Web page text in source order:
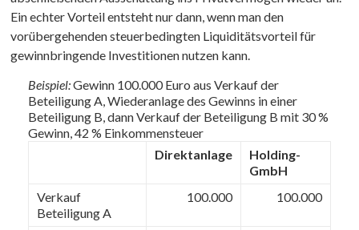
Ein echter Vorteil entsteht nur dann, wenn man den
vorübergehenden steuerbedingten Liquiditätsvorteil für
gewinnbringende Investitionen nutzen kann.
Beispiel:Gewinn 100.000 Euro aus Verkauf der
Beteiligung A, Wiederanlage des Gewinns in einer
Beteiligung B, dann Verkauf der Beteiligung B mit 30 %
Gewinn, 42 % Einkommensteuer
Direktanlage
Holding-
GmbH
Verkauf
Beteiligung A
100.000 100.000